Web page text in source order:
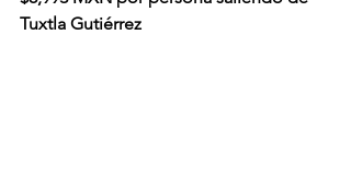
Tuxtla Gutiérrez